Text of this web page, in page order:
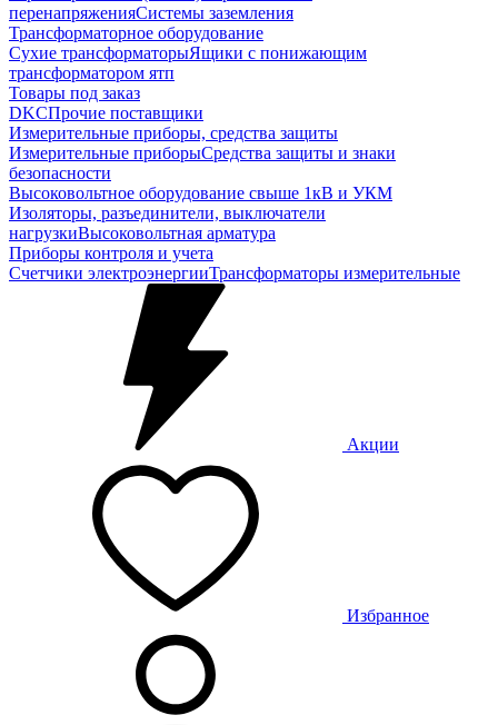
перенапряженияСистемы заземления
Трансформаторное оборудование
Сухие трансформаторыЯщики с понижающим
трансформатором ятп
Товары под заказ
DKCПрочие поставщики
Измерительные приборы, средства защиты
Измерительные приборыСредства защиты и знаки
безопасности
Высоковольтное оборудование свыше 1кВ и УКМ
Изоляторы, разъединители, выключатели
нагрузкиВысоковольтная арматура
Приборы контроля и учета
Счетчики электроэнергииТрансформаторы измерительные
Акции
Избранное